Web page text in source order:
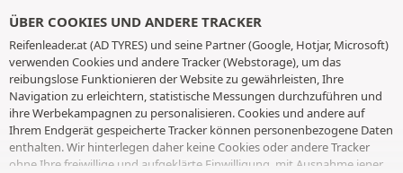
ÜBER COOKIES UND ANDERE TRACKER
Reifenleader.at (AD TYRES) und seine Partner (Google, Hotjar, Microsoft)
verwenden Cookies und andere Tracker (Webstorage), um das
reibungslose Funktionieren der Website zu gewährleisten, Ihre
Navigation zu erleichtern, statistische Messungen durchzuführen und
ihre Werbekampagnen zu personalisieren. Cookies und andere auf
Ihrem Endgerät gespeicherte Tracker können personenbezogene Daten
enthalten. Wir hinterlegen daher keine Cookies oder andere Tracker
ohne Ihre freiwillige und aufgeklärte Einwilligung, mit Ausnahme jener,